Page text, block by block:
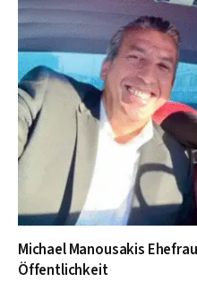
Michael Manousakis
Öffentlichkeit